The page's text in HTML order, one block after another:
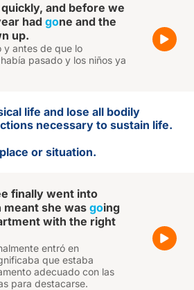
and before we
had gone and the
up.
y antes de que lo
pasado y los niños ya
life and lose all bodily
necessary to sustain life.
or situation.
finally went into
she was going
with the right
entró en
que estaba
adecuado con las
para destacarse.